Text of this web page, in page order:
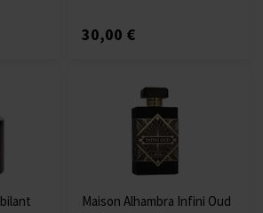
30,00 €
Maison Alhambra Infini Oud